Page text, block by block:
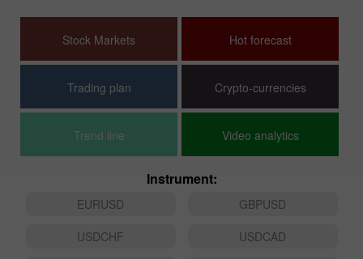
Stock Markets Hot forecast
Trading plan Crypto-currencies
Trend line Video analytics
Instrument:
EURUSD
GBPUSD
USDCHF
USDCAD